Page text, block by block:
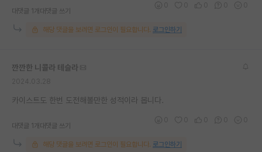
대댓글 1개 대댓글 쓰기
해당 댓글을 보려면 로그인이 필요합니다. 로그인하기
깐깐한 니콜라 테슬라
카이스트도 한번 도전해볼만한 성적이라 봅니다.
대댓글 1개 대댓글 쓰기
해당 댓글을 보려면 로그인이 필요합니다. 로그인하기